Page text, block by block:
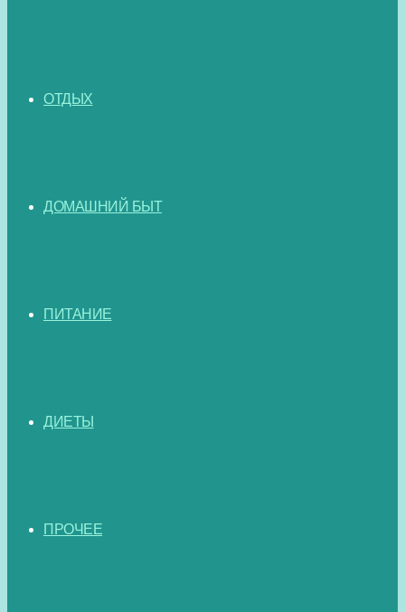
ОТДЫХ
ДОМАШНИЙ БЫТ
ПИТАНИЕ
ДИЕТЫ
ПРОЧЕЕ